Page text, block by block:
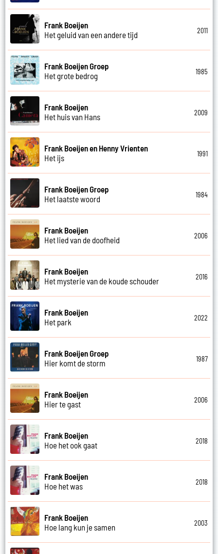
Frank Boeijen
Het geluid van een andere tijd
2011
Frank Boeijen Groep
Het grote bedrog
1985
Frank Boeijen
Het huis van Hans
2009
Frank Boeijen en Henny Vrienten
Het ijs
1991
Frank Boeijen Groep
Het laatste woord
1984
Frank Boeijen
Het lied van de doofheid
2006
Frank Boeijen
Het mysterie van de koude schouder
2016
Frank Boeijen
Het park
2022
Frank Boeijen Groep
Hier komt de storm
1987
Frank Boeijen
Hier te gast
2006
Frank Boeijen
Hoe het ook gaat
2018
Frank Boeijen
Hoe het was
2018
Frank Boeijen
Hoe lang kun je samen
2003